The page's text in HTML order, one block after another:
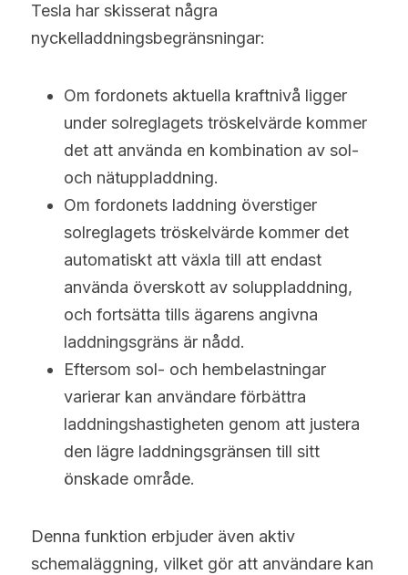
Tesla har skisserat några
nyckelladdningsbegränsningar:
Om fordonets aktuella kraftnivå ligger
under solreglagets tröskelvärde kommer
det att använda en kombination av sol-
och nätuppladdning.
Om fordonets laddning överstiger
solreglagets tröskelvärde kommer det
automatiskt att växla till att endast
använda överskott av soluppladdning,
och fortsätta tills ägarens angivna
laddningsgräns är nådd.
Eftersom sol- och hembelastningar
varierar kan användare förbättra
laddningshastigheten genom att justera
den lägre laddningsgränsen till sitt
önskade område.
Denna funktion erbjuder även aktiv
schemaläggning, vilket gör att användare kan